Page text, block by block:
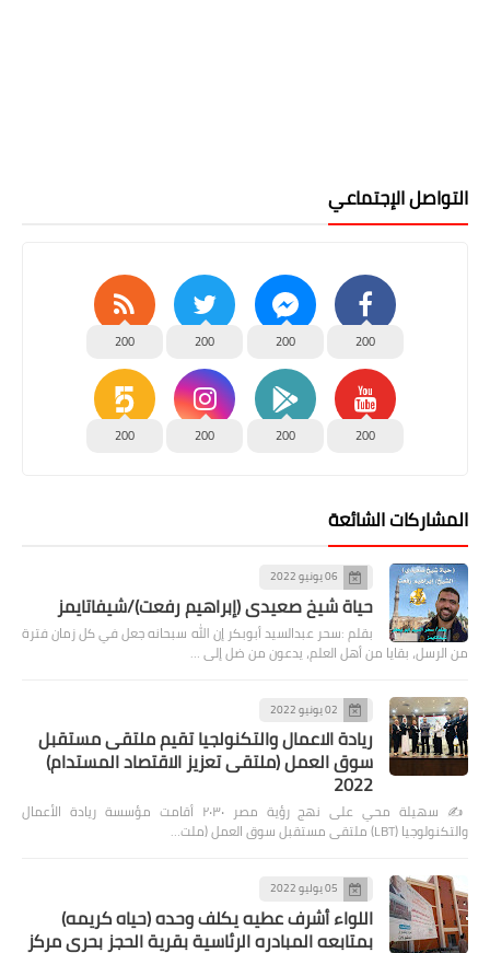
التواصل الإجتماعي
200
200
200
200
200
200
200
200
المشاركات الشائعة
06 يونيو 2022
حياة شيخ صعيدى (إبراهيم رفعت)/شيفاتايمز
بقلم :سحر عبدالسيد أبوبكر إن الله سبحانه جعل في كل زمان فترة
من الرسل، بقايا من أهل العلم، يدعون من ضل إلى …
02 يونيو 2022
ريادة الاعمال والتكنولجيا تقيم ملتقى مستقبل
سوق العمل (ملتقى تعزيز الاقتصاد المستدام)
2022
✍️ سهيلة محي على نهج رؤية مصر ٢٠٣٠ أقامت مؤسسة ريادة الأعمال
والتكنولوجيا (LBT) ملتقى مستقبل سوق العمل (ملت…
05 يوليو 2022
اللواء أشرف عطيه يكلف وحده (حياه كريمه)
بمتابعه المبادره الرئاسية بقرية الحجز بحرى مركز